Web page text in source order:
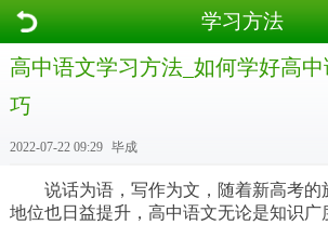
学习方法
高中语文学习方法_如何学好高
巧
2022-07-22 09:29 毕成
说话为语，写作为文，随着新高考的
地位也日益提升，高中语文无论是知识广